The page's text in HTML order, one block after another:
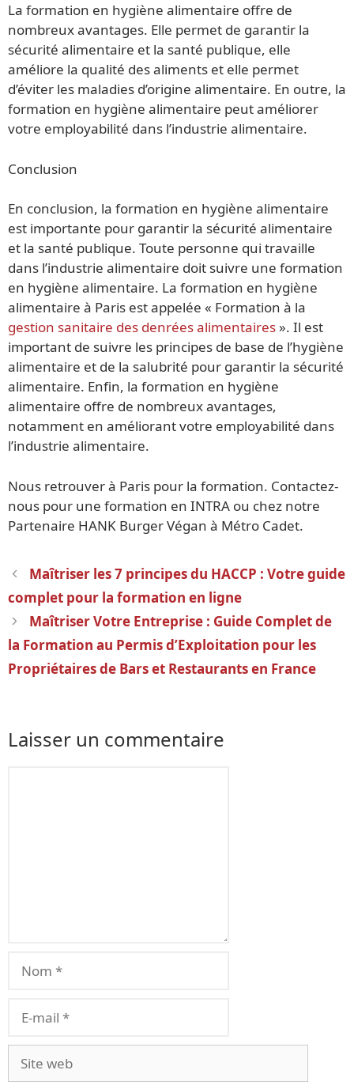
La formation en hygiène alimentaire offre de
nombreux avantages. Elle permet de garantir la
sécurité alimentaire et la santé publique, elle
améliore la qualité des aliments et elle permet
d’éviter les maladies d’origine alimentaire. En outre, la
formation en hygiène alimentaire peut améliorer
votre employabilité dans l’industrie alimentaire.
Conclusion
En conclusion, la formation en hygiène alimentaire
est importante pour garantir la sécurité alimentaire
et la santé publique. Toute personne qui travaille
dans l’industrie alimentaire doit suivre une formation
en hygiène alimentaire. La formation en hygiène
alimentaire à Paris est appelée « Formation à la
gestion sanitaire des denrées alimentaires ». Il est
important de suivre les principes de base de l’hygiène
alimentaire et de la salubrité pour garantir la sécurité
alimentaire. Enfin, la formation en hygiène
alimentaire offre de nombreux avantages,
notamment en améliorant votre employabilité dans
l’industrie alimentaire.
Nous retrouver à Paris pour la formation. Contactez-
nous pour une formation en INTRA ou chez notre
Partenaire HANK Burger Végan à Métro Cadet.
Navigation
des
articles
Maîtriser les ‍7 principes du HACCP : Votre guide
complet pour la formation en ligne
Maîtriser Votre Entreprise : Guide Complet de
la Formation au Permis d’Exploitation pour les
Propriétaires de Bars et Restaurants en France
Laisser un commentaire
mail
web